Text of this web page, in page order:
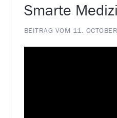
Smarte
BEITRAG VOM 11.